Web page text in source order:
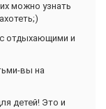
можно узнать
с отдыхающими и
вы на
детей! Это и